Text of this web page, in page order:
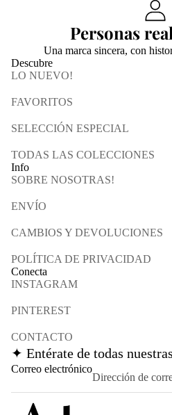
Personas
Una marca sincera, con
Descubre
LO NUEVO!
FAVORITOS
SELECCIÓN ESPECIAL
TODAS LAS COLECCIONES
Info
SOBRE NOSOTRAS!
ENVÍO
CAMBIOS Y DEVOLUCIONES
POLÍTICA DE PRIVACIDAD
Conecta
INSTAGRAM
PINTEREST
CONTACTO
✦ Entérate de todas
Correo electrónico
Política de reembolso
Política de privacidad